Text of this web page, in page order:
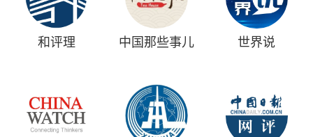
和评理 中国那些事儿 世界说